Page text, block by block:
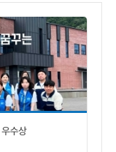
수상